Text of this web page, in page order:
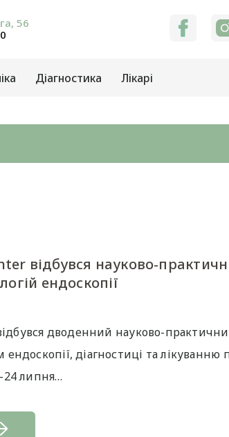
56
Діагностика Лікарі
відбувся науково-
ендоскопії
дводенний науково-
діагностиці та лікуванню
липня…